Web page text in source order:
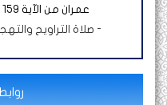
عمران من الآية 159 إلى 173
- صلاة التراويح والتهجد